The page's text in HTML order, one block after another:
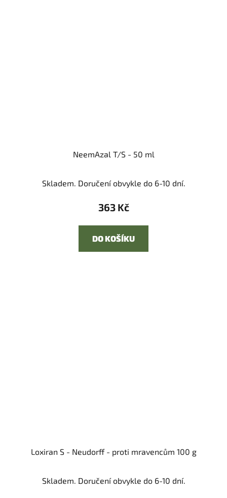
NeemAzal T/S - 50 ml
Skladem. Doručení obvykle do 6-10 dní.
363 Kč
DO KOŠÍKU
Loxiran S - Neudorff - proti mravencům 100 g
Skladem. Doručení obvykle do 6-10 dní.